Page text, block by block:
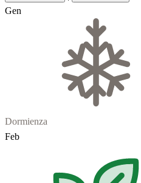
Gen
Dormienza
Feb